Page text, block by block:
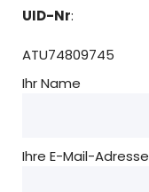
UID-Nr:
ATU74809745
Ihr Name
Ihre E-Mail-Adresse